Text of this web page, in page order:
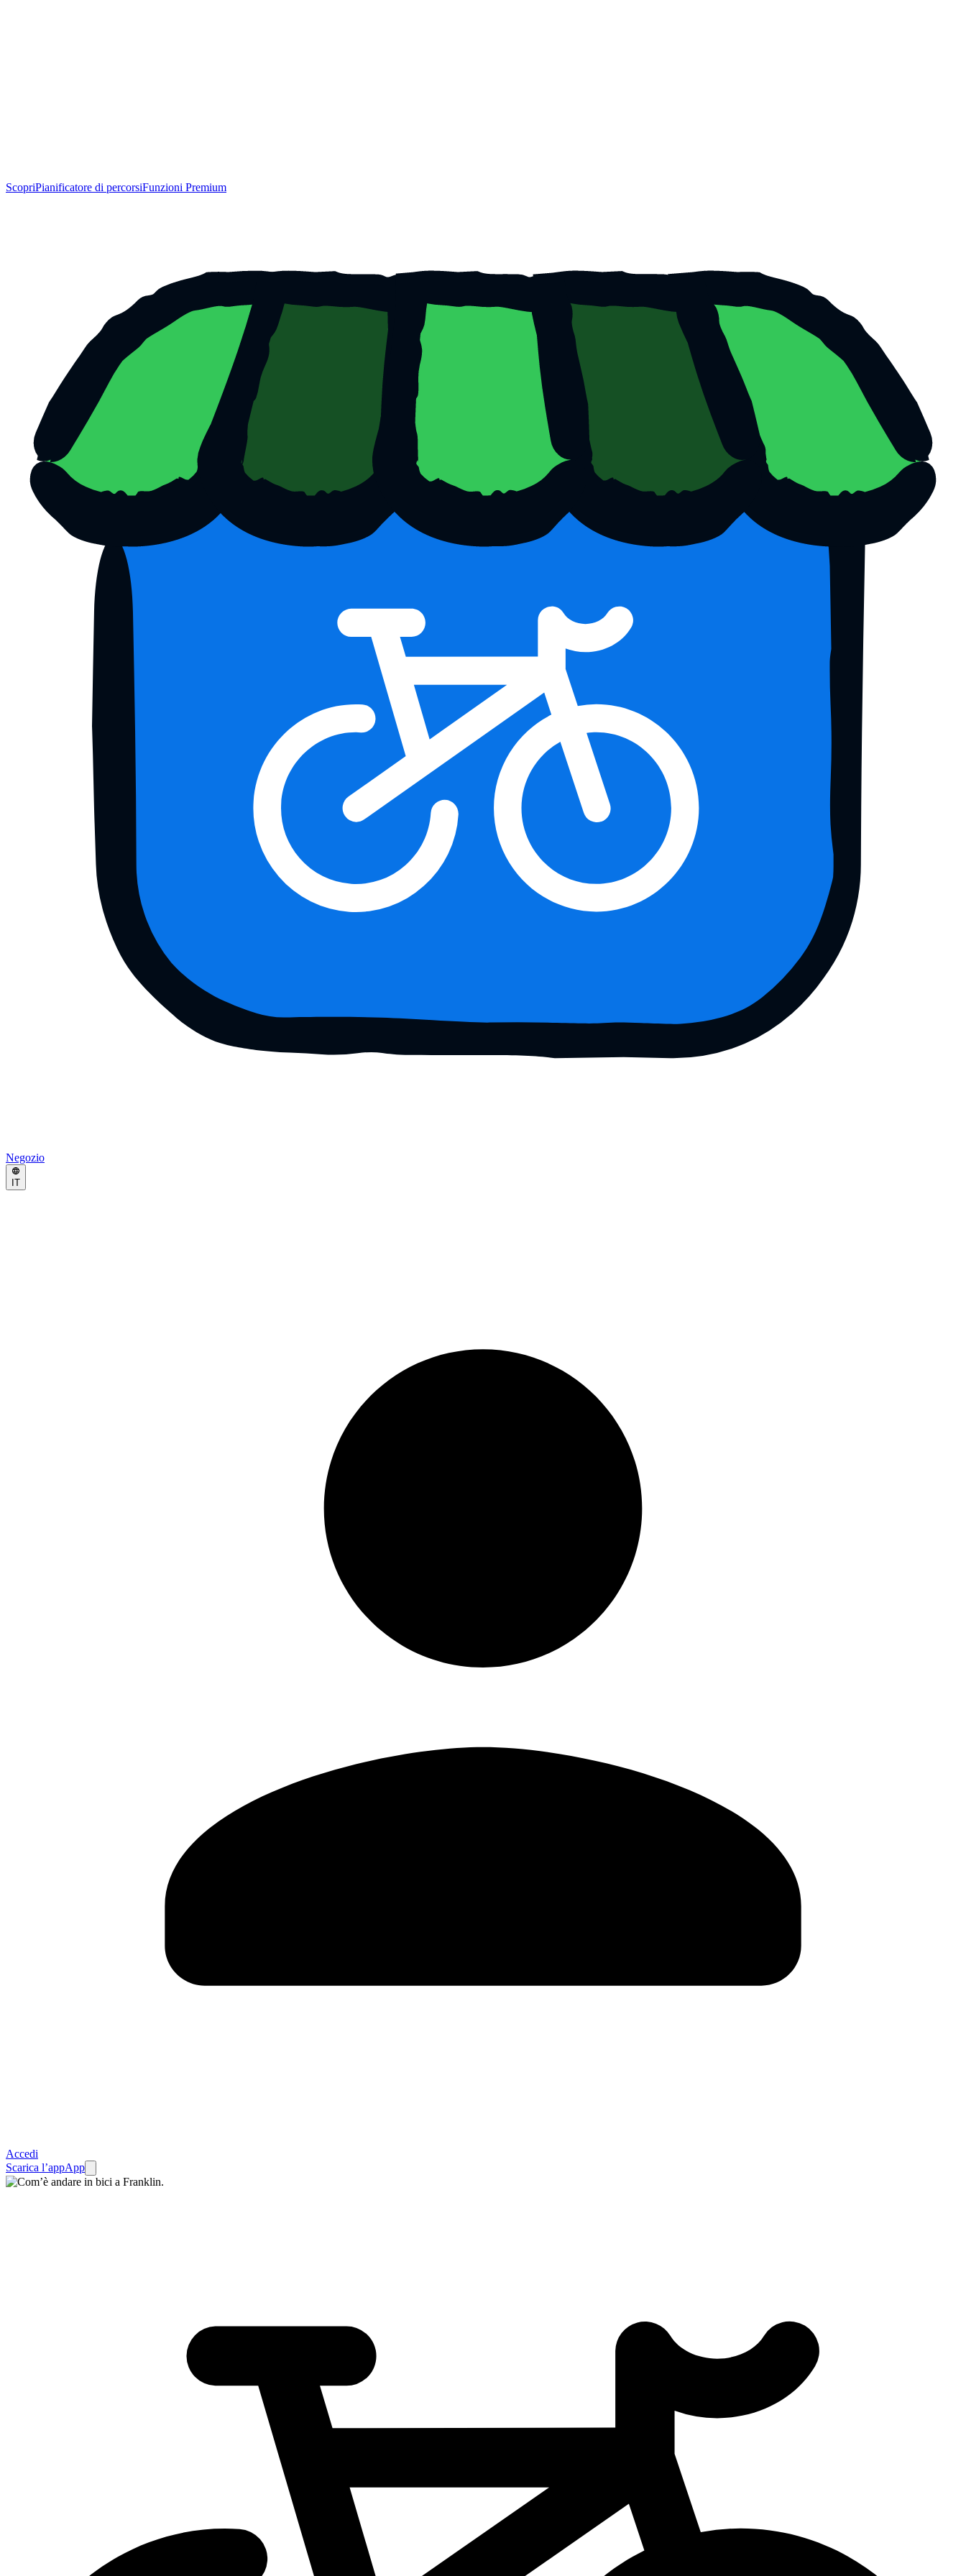
ScopriPianificatore di percorsiFunzioni Premium
Negozio
IT
Accedi
Scarica l’appApp